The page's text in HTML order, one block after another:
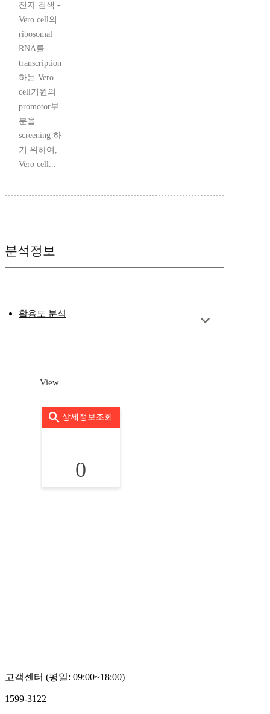
전자 검색 -
Vero cell의
ribosomal
RNA를
transcription
하는 Vero
cell기원의
promotor부
분을
screening 하
기 위하여,
Vero cell...
분석정보
활용도 분석
View
상세정보조회
0
고객센터 (평일: 09:00~18:00)
1599-3122